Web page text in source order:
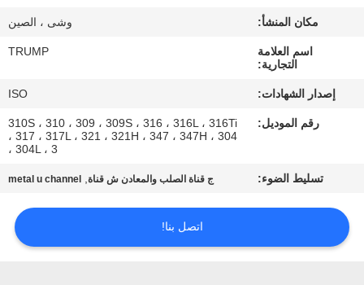
مراقبة
الجودة
اتصل
اطلب
اقتباس
مكان المنشأ: وشى ، الصين
اسم العلامة
التجارية:
TRUMP
إصدار الشهادات: ISO
رقم الموديل:
310S ، 310 ، 309 ، 309S ، 316 ، 316L ، 316Ti
، 317 ، 317L ، 321 ، 321H ، 347 ، 347H ، 304
، 304L ، 3
تسليط الضوء: ج قناة الصلب والمعادن ش قناة,
metal u channel
اتصل بنا!